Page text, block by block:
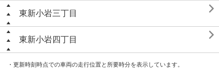
東新小岩三丁目 
東新小岩四丁目 
・更新時刻時点での車両の走行位置と所要時分を表示しています。